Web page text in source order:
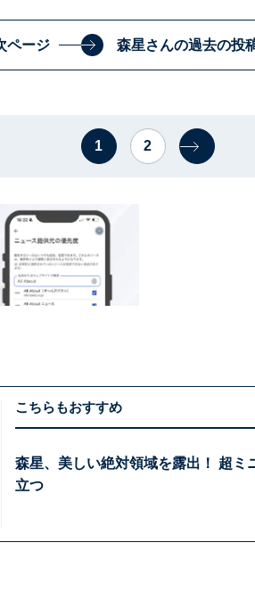
ページ 森星さんの過去の投
1 2
こちらもおすすめ
森星、美しい絶対領域を露出！ 超ミ
立つ